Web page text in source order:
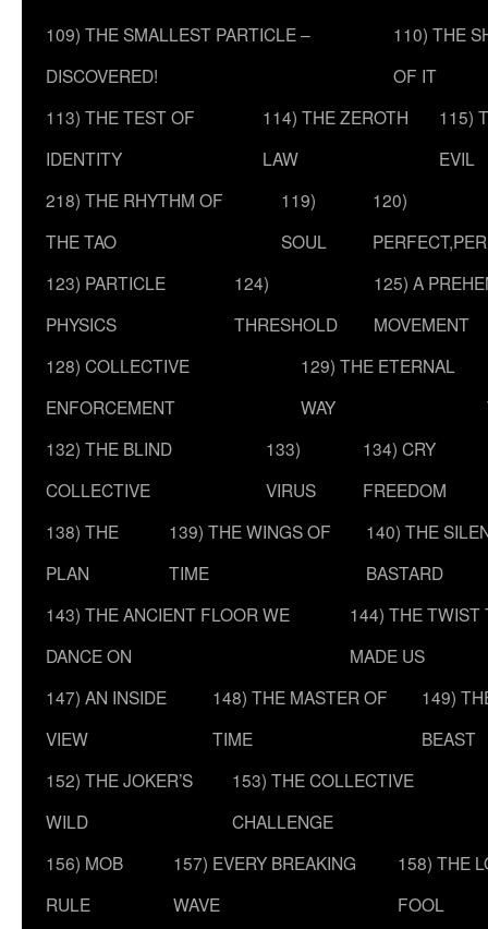
109) THE SMALLEST PARTICLE –
DISCOVERED!
110) THE
OF IT
113) THE TEST OF
IDENTITY
114) THE ZEROTH
LAW
115)
EVIL
218) THE RHYTHM OF
THE TAO
119)
SOUL
120)
123) PARTICLE
PHYSICS
124)
THRESHOLD
125) A
MOVEMENT
128) COLLECTIVE
ENFORCEMENT
129) THE ETERNAL
WAY
132) THE BLIND
COLLECTIVE
133)
VIRUS
134) CRY
FREEDOM
138) THE
PLAN
139) THE WINGS OF
TIME
140) THE
BASTARD
143) THE ANCIENT FLOOR WE
DANCE ON
144) THE TWIST
MADE US
147) AN INSIDE
VIEW
148) THE MASTER OF
TIME
149)
BEAST
152) THE JOKER’S
WILD
153) THE COLLECTIVE
CHALLENGE
156) MOB
RULE
157) EVERY BREAKING
WAVE
158) THE
FOOL